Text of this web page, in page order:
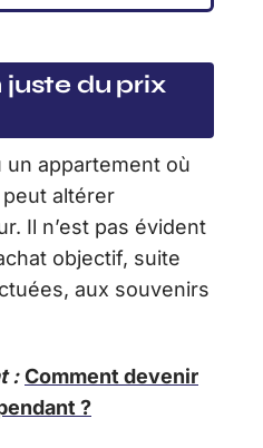
du prix
un appartement où
altérer
Il n’est pas évident
objectif, suite
aux souvenirs
: Comment devenir
?